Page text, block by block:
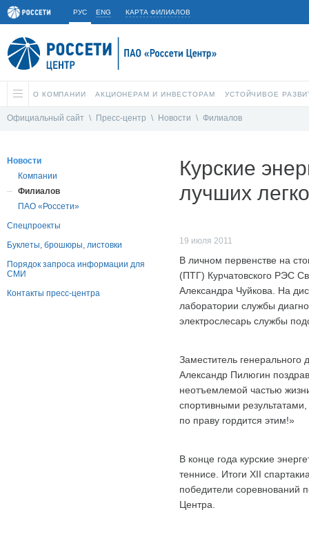
РУС ENG КАРТА ФИЛИАЛОВ
О КОМПАНИИ АКЦИОНЕРАМ И ИНВЕСТОРАМ УСТОЙЧИВОЕ
Официальный сайт \ Пресс-центр \ Новости \ Филиалов
Новости
Компании
Филиалов
ПАО «Россети»
Спецпроекты
Буклеты, брошюры, листовки
Порядок запроса информации для
СМИ
Контакты пресс-центра
Курские
лучших
19 июля 2011
В личном первенстве на
(ПТГ) Курчатовского РЭС
Александра Чуйкова. На
лаборатории службы
электрослесарь службы
Заместитель
Александр Пилюгин
неотъемлемой частью
спортивными
по праву гордится этим!»
В конце года курские
теннисе. Итоги XII
победители соревнований
Центра.